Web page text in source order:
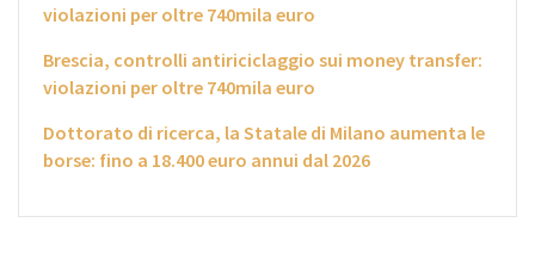
violazioni per oltre 740mila euro
Brescia, controlli antiriciclaggio sui money transfer:
violazioni per oltre 740mila euro
Dottorato di ricerca, la Statale di Milano aumenta le
borse: fino a 18.400 euro annui dal 2026